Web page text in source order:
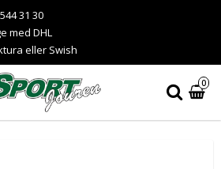
31 30
med DHL
eller Swish
0